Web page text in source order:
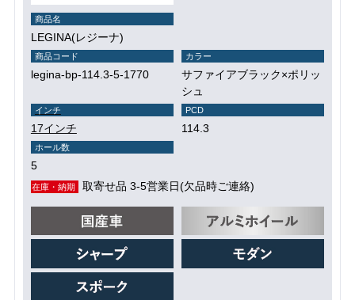
商品名
LEGINA(レジーナ)
商品コード
legina-bp-114.3-5-1770
カラー
サファイアブラック×ポリッ
シュ
インチ
17インチ
PCD
114.3
ホール数
5
在庫・納期 取寄せ品 3-5営業日(欠品時ご連絡)